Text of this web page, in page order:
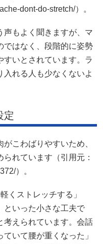
dont-do-stretch/）。
声もよく聞きますが、マ
ではなく、段階的に姿勢
すいとされています。ラ
入れる人も少なくないよ
定
こわばりやすいため、
れています（引用元：
）。
くストレッチする」
といった小さな工夫で
考えられています。会話
いて腰が重くなった」